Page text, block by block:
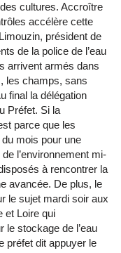
cultures. Accroître
accélère cette
président de
de la police de l’eau
arrivent armés dans
les champs, sans
final la délégation
Préfet. Si la
parce que les
mois pour une
l’environnement mi-
à rencontrer la
avancée. De plus, le
le sujet mardi soir aux
et Loire qui
le stockage de l’eau
préfet dit appuyer le